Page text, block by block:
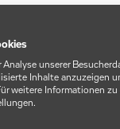
Analyse unserer
Inhalte anzuzeigen
weitere Informationen